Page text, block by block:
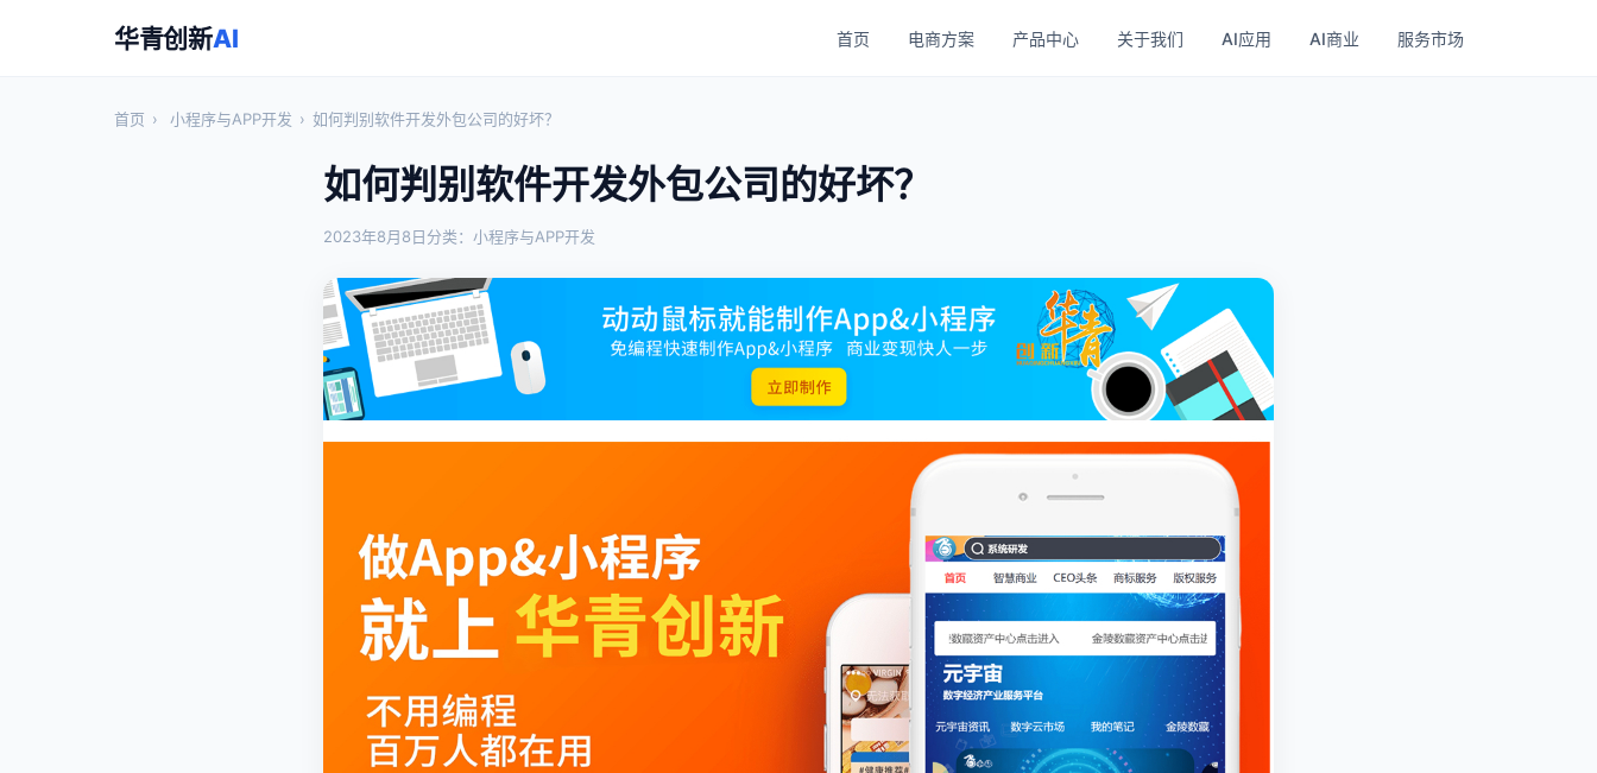
华青创新AI 首页 电商方案 产品中心 关于我们 AI应用 AI商业 服务市场
首页 › 小程序与APP开发 › 如何判别软件开发外包公司的好坏？
如何判别软件开发外包公司的好坏？
2023年8月8日分类：小程序与APP开发